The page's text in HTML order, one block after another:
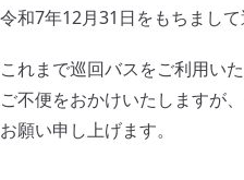
令和7年12月31日をもちまして
これまで巡回バスをご利用い
ご不便をおかけいたしますが
お願い申し上げます。